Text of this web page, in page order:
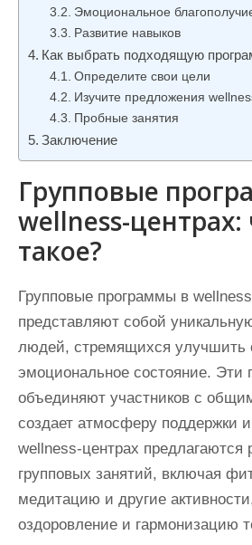
Эмоциональное
Развитие навыков
Как выбрать подходящую
Определите свои цели
Изучите предложения
Пробные занятия
Заключение
Групповые
wellness-центрах:
такое?
Групповые программы в
представляют собой
людей, стремящихся улучшить
эмоциональное состояние. Эти
объединяют участников с
создает атмосферу поддержки
wellness-центрах предлагаются
групповых занятий, включая
медитацию и другие
оздоровление и гармонизацию